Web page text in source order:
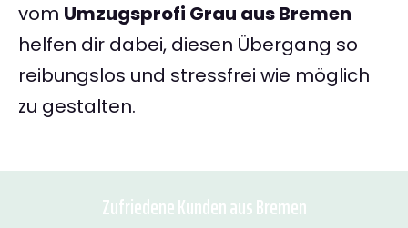
vom Umzugsprofi Grau aus Bremen
helfen dir dabei, diesen Übergang so
reibungslos und stressfrei wie möglich
zu gestalten.
Zufriedene Kunden aus Bremen